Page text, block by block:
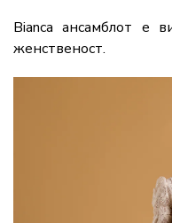
Bianca ансамблот е
женственост.